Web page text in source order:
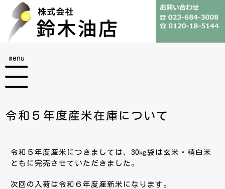
menu
令和５年度産米在庫について
令和５年度産米につきましては、30㎏袋は玄米・精白米
ともに完売させていただきました。
次回の入荷は令和６年度産新米になります。